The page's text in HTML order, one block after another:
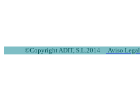
©Copyright ADIT, S.L.2014 | Aviso Legal